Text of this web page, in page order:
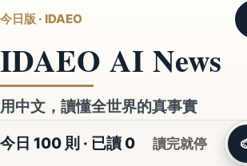
今日版 · IDAEO
IDAEO AI News
用中文，讀懂全世界的真事實
今日 100 則 · 已讀 0 讀完就停